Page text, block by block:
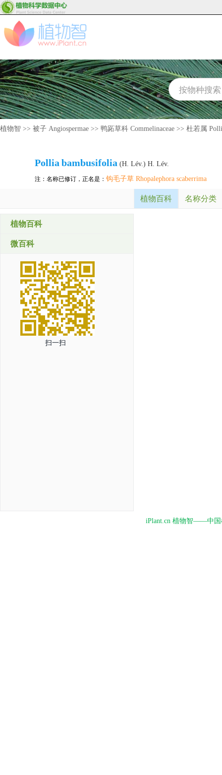
植物智 >> 被子 Angiospermae >> 鸭跖草科 Commelinaceae >> 杜若属
Pollia bambusifolia (H. Lév.) H. Lév.
注：名称已修订，正名是： 钩毛子草 Rhopalephora scaberrima
植物百科 名称分类
植物百科
微百科
扫一扫
iPlant.cn 植物智——中国